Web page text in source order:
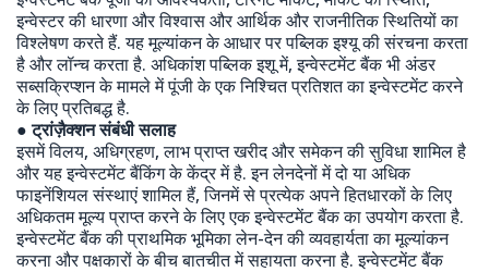
इन्वेस्टर की धारणा और विश्वास और आर्थिक और राजनीतिक स्थितियों का
विश्लेषण करते हैं. यह मूल्यांकन के आधार पर पब्लिक इश्यू की संरचना करता
है और लॉन्च करता है. अधिकांश पब्लिक इशू में, इन्वेस्टमेंट बैंक भी अंडर
सब्सक्रिप्शन के मामले में पूंजी के एक निश्चित प्रतिशत का इन्वेस्टमेंट करने
के लिए प्रतिबद्ध है.
● ट्रांज़ैक्शन संबंधी सलाह
इसमें विलय, अधिग्रहण, लाभ प्राप्त खरीद और समेकन की सुविधा शामिल है
और यह इन्वेस्टमेंट बैंकिंग के केंद्र में है. इन लेनदेनों में दो या अधिक
फाइनेंशियल संस्थाएं शामिल हैं, जिनमें से प्रत्येक अपने हितधारकों के लिए
अधिकतम मूल्य प्राप्त करने के लिए एक इन्वेस्टमेंट बैंक का उपयोग करता है.
इन्वेस्टमेंट बैंक की प्राथमिक भूमिका लेन-देन की व्यवहार्यता का मूल्यांकन
करना और पक्षकारों के बीच बातचीत में सहायता करना है. इन्वेस्टमेंट बैंक